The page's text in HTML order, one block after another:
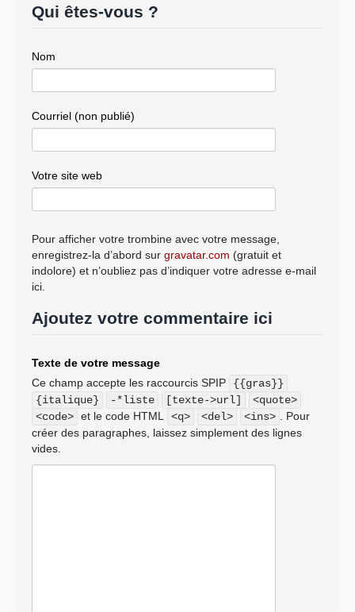
Qui êtes-vous ?
Nom
Courriel (non publié)
Votre site web
Pour afficher votre trombine avec votre message,
enregistrez-la d’abord sur gravatar.com (gratuit et
indolore) et n’oubliez pas d’indiquer votre adresse e-mail
ici.
Ajoutez votre commentaire ici
Texte de votre message
Ce champ accepte les raccourcis SPIP
{{gras}}
{italique}
-*liste [texte->url]
<quote>
<code> et le code HTML <q> <del> <ins>
. Pour
créer des paragraphes, laissez simplement des lignes
vides.